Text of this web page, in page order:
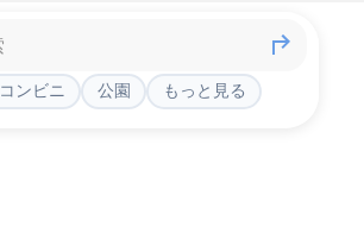
コンビニ 公園 もっと見る